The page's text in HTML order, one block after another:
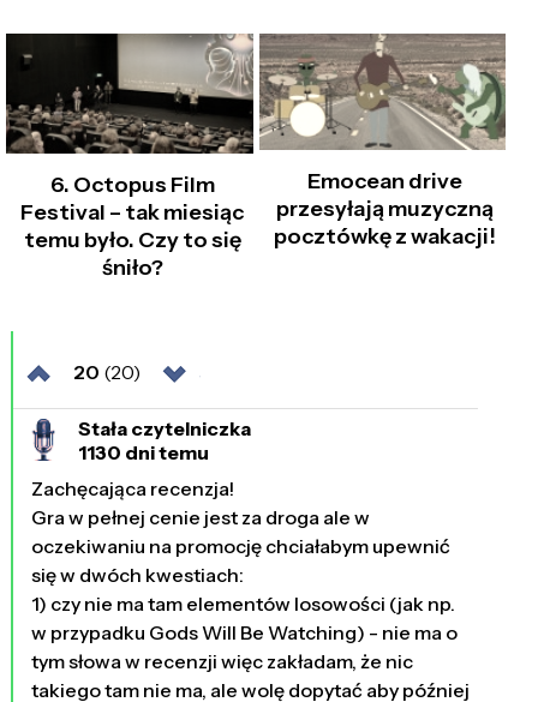
6. Octopus Film
Festival – tak miesiąc
temu było. Czy to się
śniło?
Emocean drive
przesyłają muzyczną
pocztówkę z wakacji!
20 (20)
Stała czytelniczka
1130 dni temu
Zachęcająca recenzja!
Gra w pełnej cenie jest za droga ale w
oczekiwaniu na promocję chciałabym upewnić
się w dwóch kwestiach:
1) czy nie ma tam elementów losowości (jak np.
w przypadku Gods Will Be Watching) - nie ma o
tym słowa w recenzji więc zakładam, że nic
takiego tam nie ma, ale wolę dopytać aby później